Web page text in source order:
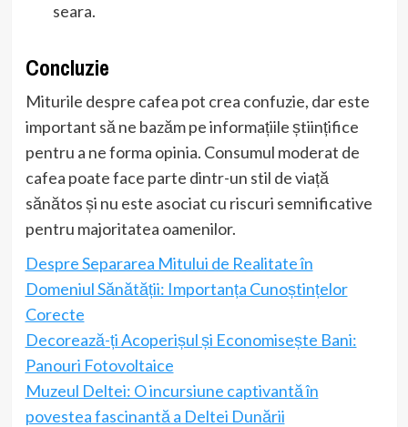
seara.
Concluzie
Miturile despre cafea pot crea confuzie, dar este
important să ne bazăm pe informațiile științifice
pentru a ne forma opinia. Consumul moderat de
cafea poate face parte dintr-un stil de viață
sănătos și nu este asociat cu riscuri semnificative
pentru majoritatea oamenilor.
Despre Separarea Mitului de Realitate în
Domeniul Sănătății: Importanța Cunoștințelor
Corecte
Decorează-ți Acoperișul și Economisește Bani:
Panouri Fotovoltaice
Muzeul Deltei: O incursiune captivantă în
povestea fascinantă a Deltei Dunării